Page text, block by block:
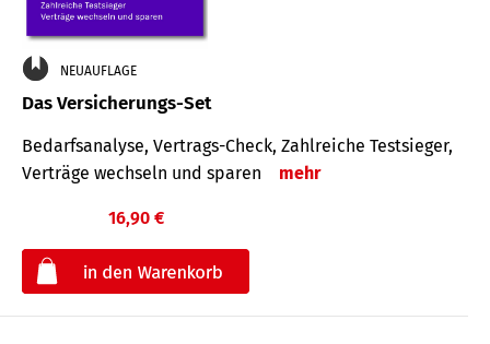
NEUAUFLAGE
Das Versicherungs-Set
Bedarfsanalyse, Vertrags-Check, Zahlreiche Testsieger,
Verträge wechseln und sparen
mehr
16,90 €